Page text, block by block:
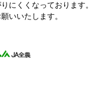
にくくなっております。
いいたします。